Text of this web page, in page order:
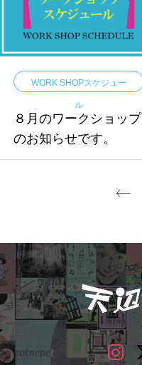
WORK SHOPスケジュー
ル
８月のワークショップ
のお知らせです。